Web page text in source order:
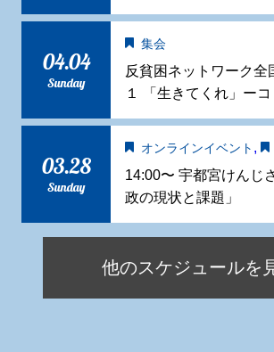
04.04
Sunday
集会
反貧困ネットワーク全
１ 「生きてくれ」ー
03.28
Sunday
オンラインイベント ,
14:00〜 宇都宮けんじ
政の現状と課題」
他のスケジュールを